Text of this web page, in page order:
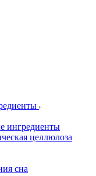
ингредиенты
целлюлоза
сна